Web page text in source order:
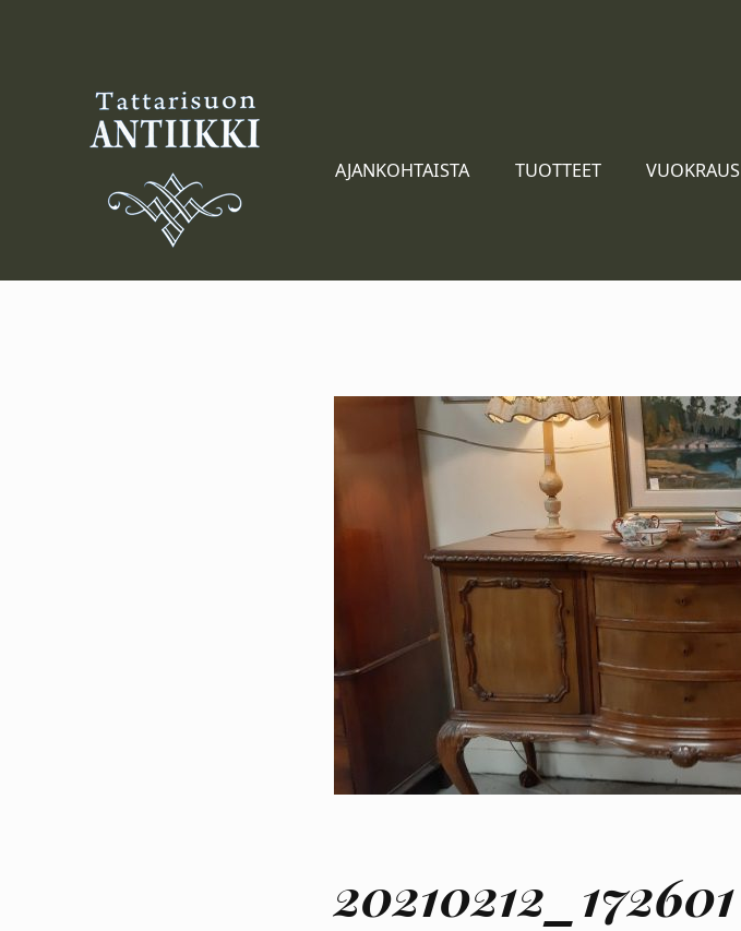
AJANKOHTAISTA TUOTTEET VUOKRAUS
20210212_172601